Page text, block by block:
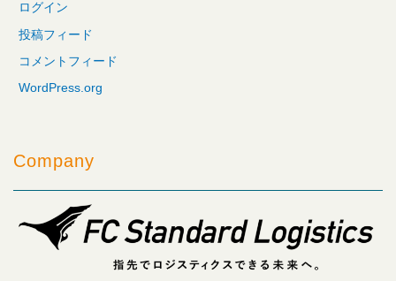
ログイン
投稿フィード
コメントフィード
WordPress.org
Company